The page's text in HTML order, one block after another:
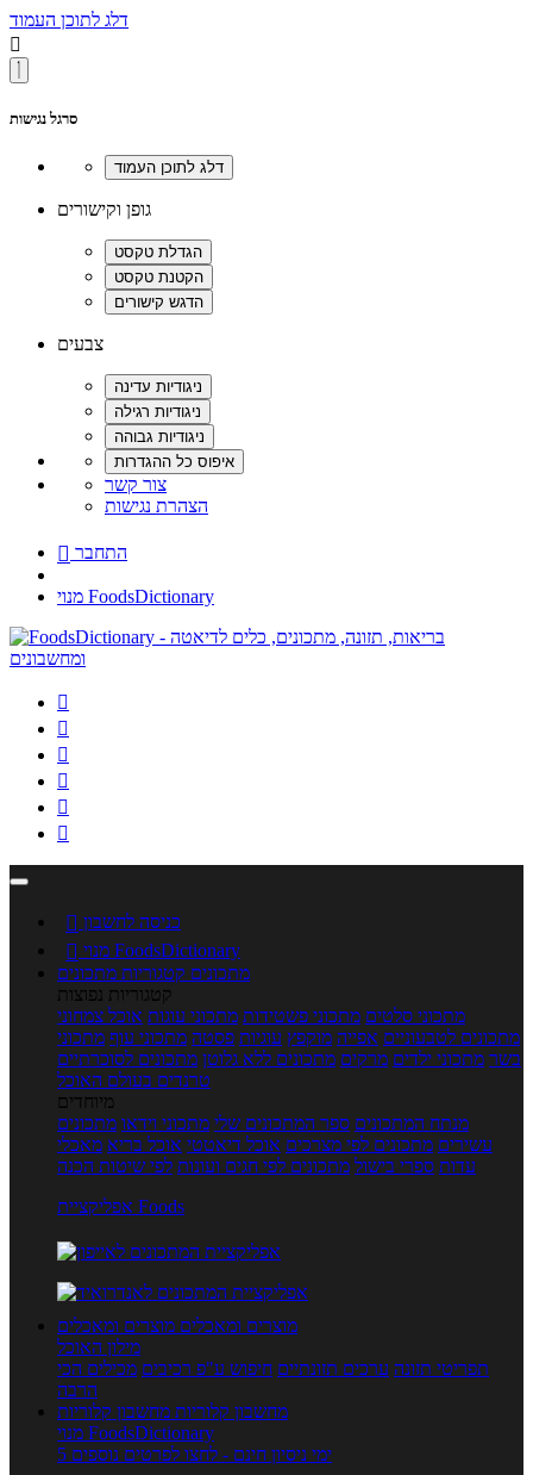
דלג לתוכן העמוד

סרגל נגישות
גופן וקישורים
צבעים
צור קשר
הצהרת נגישות
 התחבר
מנוי FoodsDictionary






 כניסה לחשבון

מנוי FoodsDictionary
מתכונים קטגוריות מתכונים
קטגוריות נפוצות
מתכוני סלטים מתכוני פשטידות מתכוני עוגות אוכל צמחוני
מתכונים לטבעוניים אפייה מוקפץ עוגיות פסטה מתכוני עוף מתכוני
בשר מתכוני ילדים מרקים מתכונים ללא גלוטן מתכונים לסוכרתיים
טרנדים בעולם האוכל
מיוחדים
מנתח המתכונים ספר המתכונים שלי מתכוני וידאו מתכונים
עשירים מתכונים לפי מצרכים אוכל דיאטטי אוכל בריא מאכלי
עדות ספרי בישול מתכונים לפי חגים ועונות לפי שיטות הכנה
אפליקציית Foods
מוצרים ומאכלים מוצרים ומאכלים
מילון האוכל
תפריטי תזונה ערכים תזונתיים חיפוש ע"פ רכיבים מכילים הכי
הרבה
מחשבון קלוריות מחשבון קלוריות
מנוי FoodsDictionary
5 ימי ניסיון חינם - לחצו לפרטים נוספים